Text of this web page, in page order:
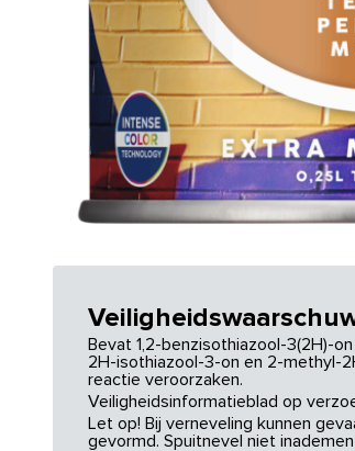
Bevat 1,2-benzisothiazool-3(2H)-
2H-isothiazool-3-on en 2-methyl-
reactie veroorzaken.
Veiligheidsinformatieblad op
Let op! Bij verneveling kunnen
gevormd. Spuitnevel niet inademen